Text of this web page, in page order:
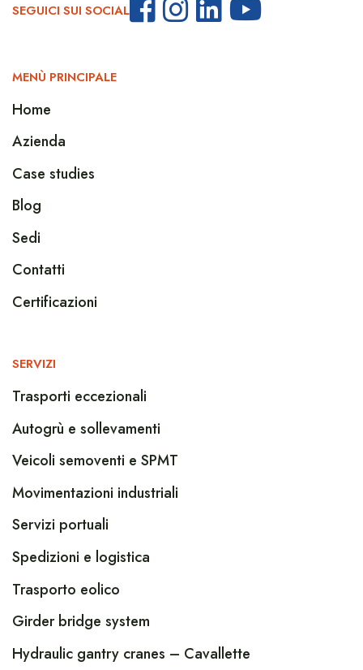
SEGUICI SUI SOCIAL
MENÙ PRINCIPALE
Home
Azienda
Case studies
Blog
Sedi
Contatti
Certificazioni
SERVIZI
Trasporti eccezionali
Autogrù e sollevamenti
Veicoli semoventi e SPMT
Movimentazioni industriali
Servizi portuali
Spedizioni e logistica
Trasporto eolico
Girder bridge system
Hydraulic gantry cranes – Cavallette